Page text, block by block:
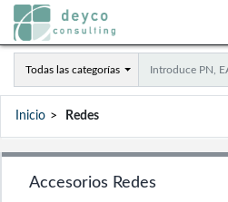
Todas las categorías
Inicio Redes
Accesorios Redes